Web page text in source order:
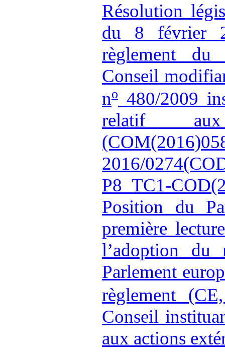
Résolution
du 8 février
règlement du
Conseil
no
480/2009
relatif aux
2016/
P8_TC1-
Position du
première
l’adoption
Parlement
règlement
Conseil
aux actions